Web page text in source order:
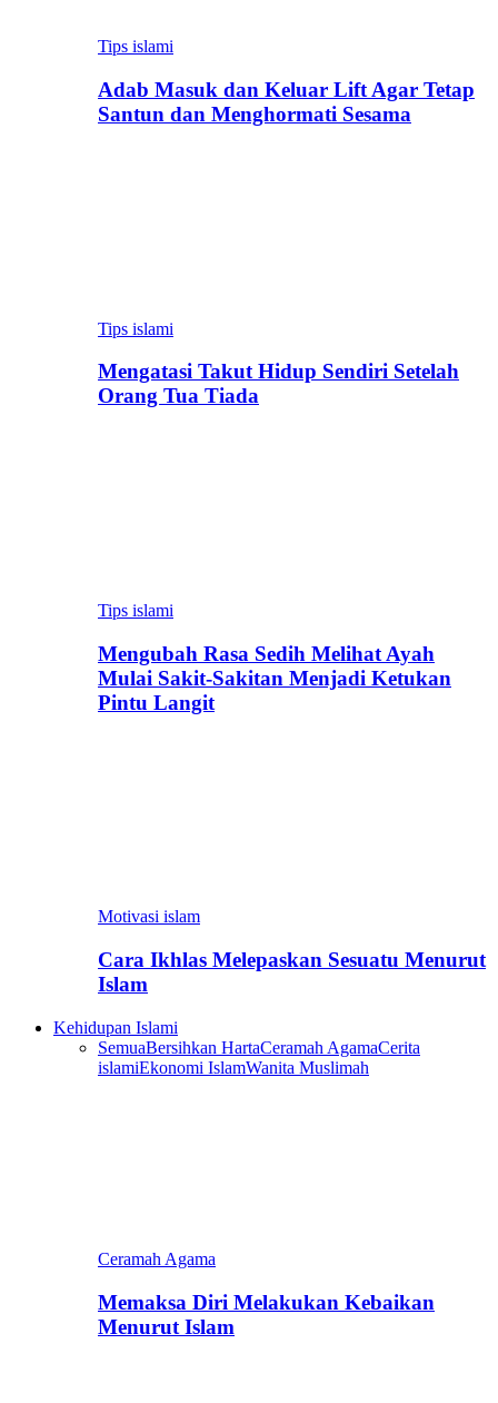
Tips islami
Adab Masuk dan Keluar Lift Agar Tetap
Santun dan Menghormati Sesama
Tips islami
Mengatasi Takut Hidup Sendiri Setelah
Orang Tua Tiada
Tips islami
Mengubah Rasa Sedih Melihat Ayah
Mulai Sakit-Sakitan Menjadi Ketukan
Pintu Langit
Motivasi islam
Cara Ikhlas Melepaskan Sesuatu Menurut
Islam
Kehidupan Islami
SemuaBersihkan HartaCeramah AgamaCerita
islamiEkonomi IslamWanita Muslimah
Ceramah Agama
Memaksa Diri Melakukan Kebaikan
Menurut Islam